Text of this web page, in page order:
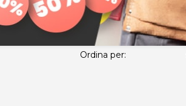
Ordina per: